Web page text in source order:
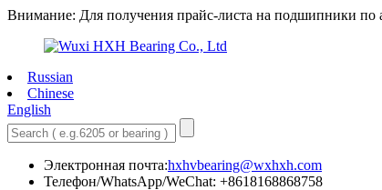
Внимание: Для получения прайс-листа на подшипники
Russian
Chinese
English
Электронная почта:hxhvbearing@wxhxh.com
Телефон/WhatsApp/WeChat: +8618168868758